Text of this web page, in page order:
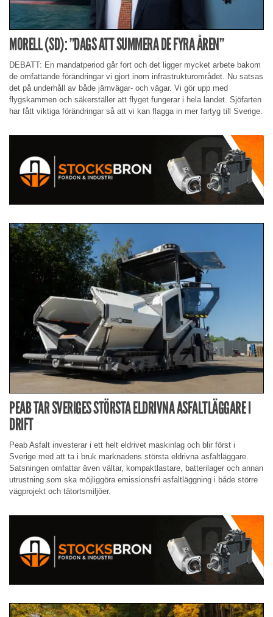
MORELL (SD): ”DAGS ATT SUMMERA DE FYRA ÅREN”
DEBATT: En mandatperiod går fort och det ligger mycket arbete bakom
de omfattande förändringar vi gjort inom infrastrukturområdet. Nu satsas
det på underhåll av både järnvägar- och vägar. Vi gör upp med
flygskammen och säkerställer att flyget fungerar i hela landet. Sjöfarten
har fått viktiga förändringar så att vi kan flagga in mer fartyg till Sverige.
PEAB TAR SVERIGES STÖRSTA ELDRIVNA ASFALTLÄGGARE I
DRIFT
Peab Asfalt investerar i ett helt eldrivet maskinlag och blir först i
Sverige med att ta i bruk marknadens största eldrivna asfaltläggare.
Satsningen omfattar även vältar, kompaktlastare, batterilager och annan
utrustning som ska möjliggöra emissionsfri asfaltläggning i både större
vägprojekt och tätortsmiljöer.